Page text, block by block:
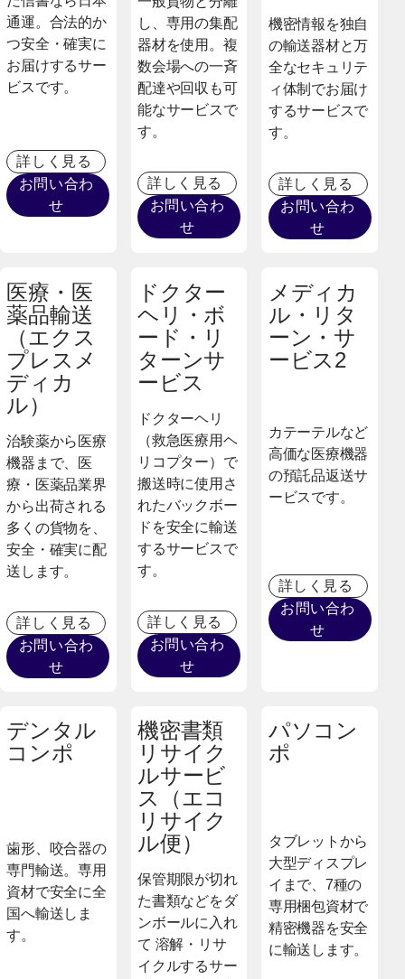
通運。合法的か
つ安全・確実に
お届けするサー
ビスです。
詳しく見る
お問い合わ
せ
し、専用の集配
器材を使用。複
数会場への一斉
配達や回収も可
能なサービスで
す。
詳しく見る
お問い合わ
せ
機密情報を独自
の輸送器材と万
全なセキュリテ
ィ体制でお届け
するサービスで
す。
詳しく見る
お問い合わ
せ
医療・医
薬品輸送
（エクス
プレスメ
ディカ
ル）
治験薬から医療
機器まで、医
療・医薬品業界
から出荷される
多くの貨物を、
安全・確実に配
送します。
詳しく見る
お問い合わ
せ
ドクター
ヘリ・ボ
ード・リ
ターンサ
ービス
ドクターヘリ
（救急医療用ヘ
リコプター）で
搬送時に使用さ
れたバックボー
ドを安全に輸送
するサービスで
す。
詳しく見る
お問い合わ
せ
メディカ
ル・リタ
ーン・サ
ービス2
カテーテルなど
高価な医療機器
の預託品返送サ
ービスです。
詳しく見る
お問い合わ
せ
デンタル
コンポ
歯形、咬合器の
専門輸送。専用
資材で安全に全
国へ輸送しま
す。
機密書類
リサイク
ルサービ
ス（エコ
リサイク
ル便）
保管期限が切れ
た書類などをダ
ンボールに入れ
て 溶解・リサ
イクルするサー
パソコン
ポ
タブレットから
大型ディスプレ
イまで、7種の
専用梱包資材で
精密機器を安全
に輸送します。